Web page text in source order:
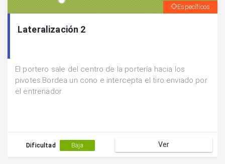
Específicos
Lateralización 2
El portero sale del centro de la portería hacia los
pivotes.Bordea un cono e intercepta el tiro enviado por
el entrenador.
Dificultad Baja Ver